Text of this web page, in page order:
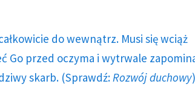
do wewnątrz. Musi się wciąż
Go przed oczyma i wytrwale
skarb. (Sprawdź: Rozwój duchowy)